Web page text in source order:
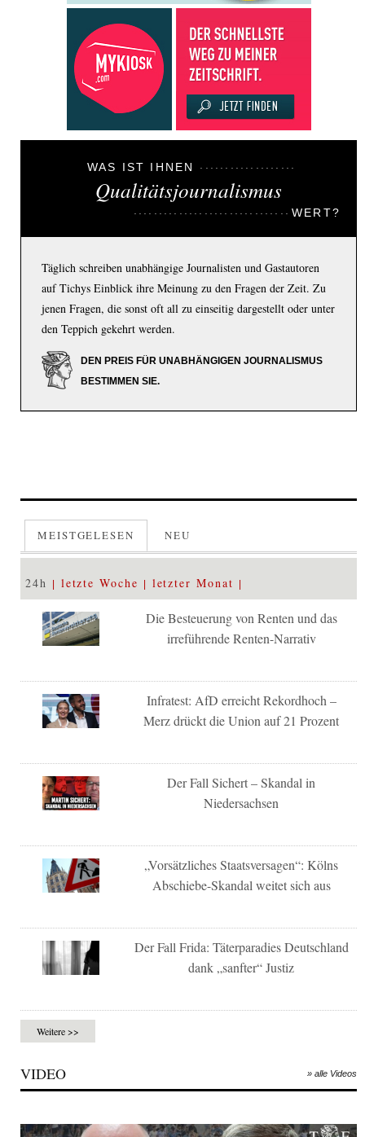
WAS IST IHNEN
Qualitätsjournalismus
WERT?
Täglich schreiben unabhängige Journalisten und Gastautoren
auf Tichys Einblick ihre Meinung zu den Fragen der Zeit. Zu
jenen Fragen, die sonst oft all zu einseitig dargestellt oder unter
den Teppich gekehrt werden.
DEN PREIS FÜR UNABHÄNGIGEN JOURNALISMUS
BESTIMMEN SIE.
MEISTGELESEN NEU
24h letzte Woche letzter Monat
Die Besteuerung von Renten und das
irreführende Renten-Narrativ
Infratest: AfD erreicht Rekordhoch –
Merz drückt die Union auf 21 Prozent
Der Fall Sichert – Skandal in
Niedersachsen
„Vorsätzliches Staatsversagen“: Kölns
Abschiebe-Skandal weitet sich aus
Der Fall Frida: Täterparadies Deutschland
dank „sanfter“ Justiz
Weitere >>
VIDEO » alle Videos